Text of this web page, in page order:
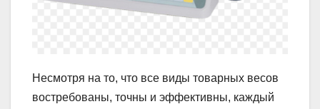
Несмотря на то, что все виды товарных весов
востребованы, точны и эффективны, каждый